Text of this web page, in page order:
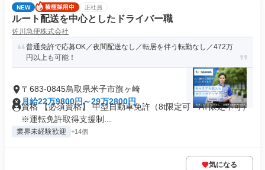
NEW 正社員
ルート配送を中心としたドライバー職
佐川急便株式会社
普通免許で応募OK／夜間配送なし／転居を伴う転勤なし／472万
円以上も可能！
〒683-0845鳥取県米子市旗ヶ崎
月給22万9800円～29万2800円
資格 【必須資格】 中型自動車免許（8t限定可・AT限定不可）
※運転免許取得支援制...
業界未経験歓迎 +14個
気になる